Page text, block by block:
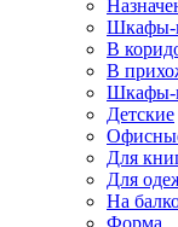
Шкафы-
В
В
Шкафы-
Детские
Для
Для
На
Форма